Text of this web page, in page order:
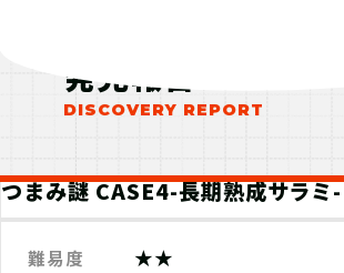
発見報告
つまみ謎 CASE4-長期熟成サラミ-
難易度 ★★